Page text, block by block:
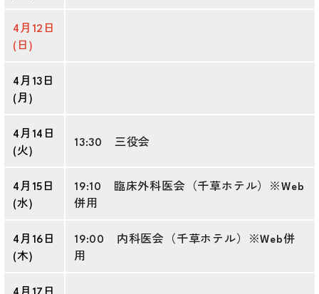
4月12日
(日)
4月13日
(月)
4月14日
(火)
13:30 三役会
4月15日
(水)
19:10 臨床外科医会（千草ホテル）※Web
併用
4月16日
(木)
19:00 内科医会（千草ホテル）※Web併
用